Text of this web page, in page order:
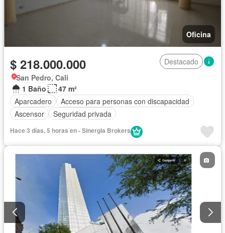
Oficina
$ 218.000.000
Destacado
San Pedro, Cali
1 Baño
47 m²
Aparcadero
Acceso para personas con discapacidad
Ascensor
Seguridad privada
Hace 3 días, 5 horas en - Sinergia Brokers